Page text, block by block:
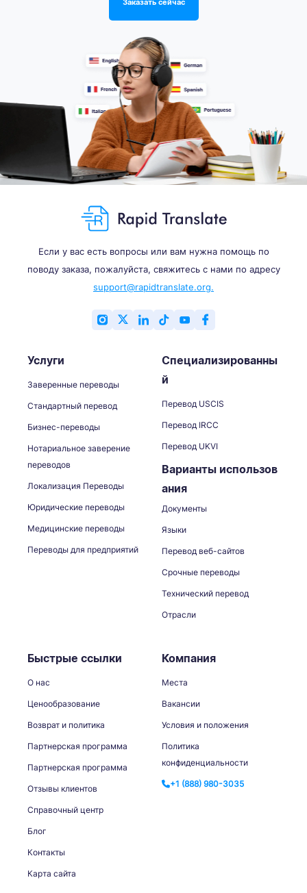
Если у вас есть вопросы или вам нужна помощь по
поводу заказа, пожалуйста, свяжитесь с нами по адресу
support@rapidtranslate.org.
Услуги
Заверенные переводы
Стандартный перевод
Бизнес-переводы
Нотариальное заверение
переводов
Локализация Переводы
Юридические переводы
Медицинские переводы
Переводы для предприятий
Специализированны
й
Перевод USCIS
Перевод IRCC
Перевод UKVI
Варианты использов
ания
Документы
Языки
Перевод веб-сайтов
Срочные переводы
Технический перевод
Отрасли
Быстрые ссылки
О нас
Ценообразование
Возврат и политика
Партнерская программа
Партнерская программа
Отзывы клиентов
Справочный центр
Блог
Контакты
Карта сайта
Компания
Места
Вакансии
Условия и положения
Политика
конфиденциальности
+1 (888) 980-3035